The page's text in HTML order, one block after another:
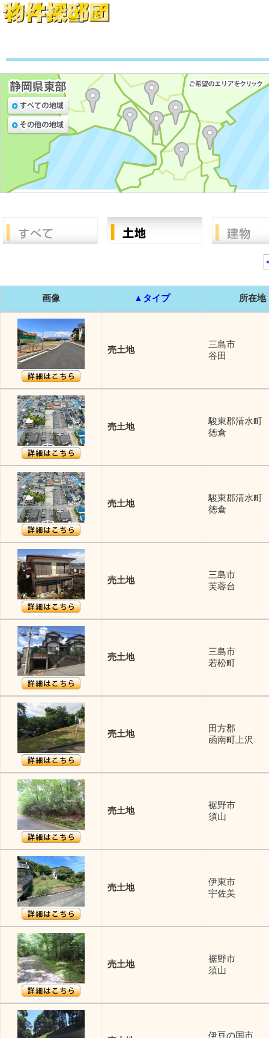
画像 ▲タイプ 所在地
売土地
三島市
谷田
売土地
駿東郡清水町
徳倉
売土地
駿東郡清水町
徳倉
売土地
三島市
芙蓉台
売土地
三島市
若松町
売土地
田方郡
函南町上沢
売土地
裾野市
須山
売土地
伊東市
宇佐美
売土地
裾野市
須山
伊豆の国市